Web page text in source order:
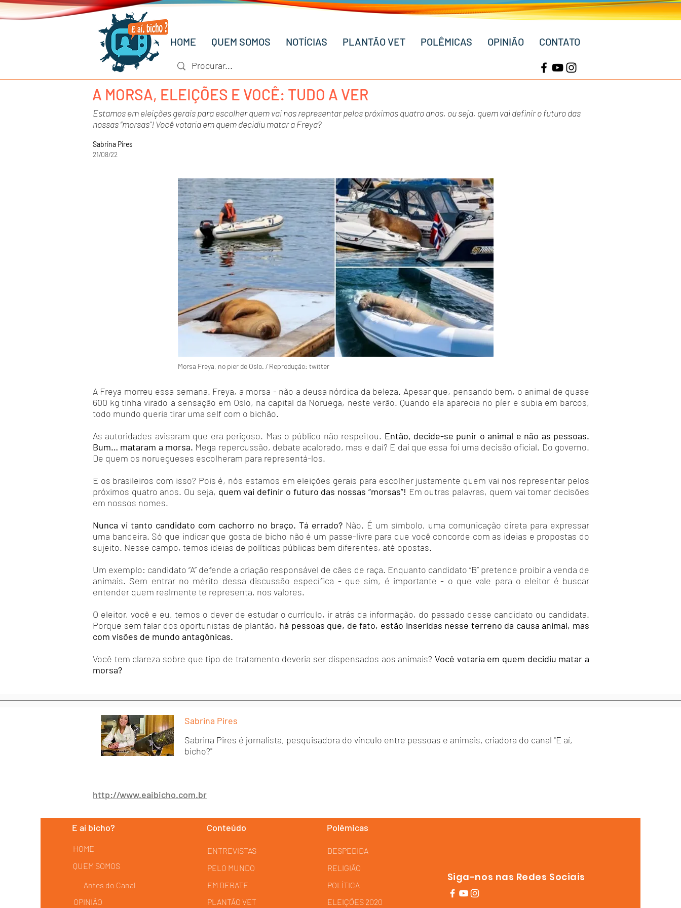
HOME QUEM SOMOS NOTÍCIAS PLANTÃO VET POLÊMICAS OPINIÃO CONTATO
A MORSA, ELEIÇÕES E VOCÊ: TUDO A VER
Estamos em eleições gerais para escolher quem vai nos representar pelos próximos quatro anos, ou seja, quem vai definir o futuro das
nossas “morsas”! Você votaria em quem decidiu matar a Freya?
21/08/22
Sabrina Pires
Morsa Freya, no pier de Oslo. / Reprodução: twitter
A Freya morreu essa semana. Freya, a morsa - não a deusa nórdica da beleza. Apesar que, pensando bem, o animal de quase
600 kg tinha virado a sensação em Oslo, na capital da Noruega, neste verão. Quando ela aparecia no píer e subia em barcos,
todo mundo queria tirar uma self com o bichão.
As autoridades avisaram que era perigoso. Mas o público não respeitou. Então, decide-se punir o animal e não as pessoas.
Bum… mataram a morsa. Mega repercussão, debate acalorado, mas e daí? E daí que essa foi uma decisão oficial. Do governo.
De quem os noruegueses escolheram para representá-los.
E os brasileiros com isso? Pois é, nós estamos em eleições gerais para escolher justamente quem vai nos representar pelos
próximos quatro anos. Ou seja, quem vai definir o futuro das nossas “morsas”! Em outras palavras, quem vai tomar decisões
em nossos nomes.
Nunca vi tanto candidato com cachorro no braço. Tá errado? Não. É um símbolo, uma comunicação direta para expressar
uma bandeira. Só que indicar que gosta de bicho não é um passe-livre para que você concorde com as ideias e propostas do
sujeito. Nesse campo, temos ideias de políticas públicas bem diferentes, até opostas.
Um exemplo: candidato “A” defende a criação responsável de cães de raça. Enquanto candidato “B” pretende proibir a venda de
animais. Sem entrar no mérito dessa discussão específica - que sim, é importante - o que vale para o eleitor é buscar
entender quem realmente te representa, nos valores.
O eleitor, você e eu, temos o dever de estudar o currículo, ir atrás da informação, do passado desse candidato ou candidata.
Porque sem falar dos oportunistas de plantão, há pessoas que, de fato, estão inseridas nesse terreno da causa animal, mas
com visões de mundo antagônicas.
Você tem clareza sobre que tipo de tratamento deveria ser dispensados aos animais? Você votaria em quem decidiu matar a
morsa?
Sabrina Pires
Sabrina Pires é jornalista, pesquisadora do vínculo entre pessoas e animais, criadora do canal "E aí,
bicho?"
http://www.eaibicho.com.br
E aí bicho?
HOME
QUEM SOMOS
Antes do Canal
OPINIÃO
Conteúdo
ENTREVISTAS
PELO MUNDO
EM DEBATE
PLANTÃO VET
Polêmicas
DESPEDIDA
RELIGIÃO
POLÍTICA
ELEIÇÕES 2020
Siga-nos nas Redes Sociais